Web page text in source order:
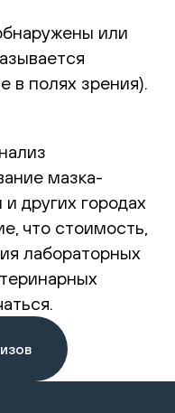
или
в полях зрения).
мазка-
других городах
что стоимость,
лабораторных